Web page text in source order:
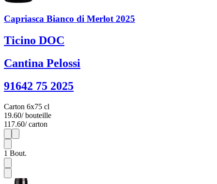
Capriasca Bianco di Merlot 2025
Ticino DOC
Cantina Pelossi
91642 75 2025
Carton 6x75 cl
19.60/ bouteille
117.60/ carton
1
1 Bout.